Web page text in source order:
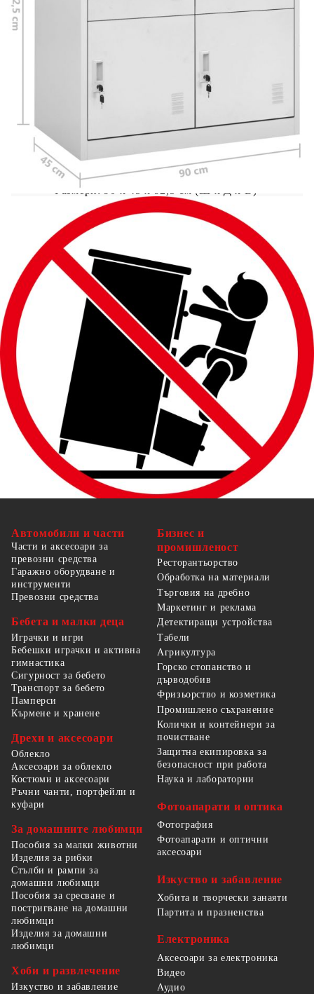
който ще го направи чудесно декоративно
допълнение към всяка стая или офис
издръжлив и лесен за почистване. Този
органайзер за съхранение има ключалки и
достатъчно място за съхранение за различни
предмети като обувки, чанти, книги, папки и
др. Това шкафче е подходящо за училища и
офиси за съхранение на различни неща.
Цвят: Светлосив
Материал: Стомана
Размери: 90 x 45 x 92,5 cм (Ш x Д x В)
С 4 шкафчета
С ключалки
Товароносимост на рафт: 15 кг
Обща товароносимост: 60 кг
Необходим е монтаж
ВНИМАНИЕ: За да се предотврати
преобръщане, този продукт трябва да се
използва с предоставената приставка за стена.
Автомобили и части
Части и аксесоари за
превозни средства
Гаражно оборудване и
инструменти
Превозни средства
Бебета и малки деца
Играчки и игри
Бебешки играчки и активна
гимнастика
Сигурност за бебето
Транспорт за бебето
Памперси
Кърмене и хранене
Дрехи и аксесоари
Облекло
Аксесоари за облекло
Костюми и аксесоари
Ръчни чанти, портфейли и
куфари
За домашните любимци
Пособия за малки животни
Изделия за рибки
Стълби и рампи за
домашни любимци
Пособия за сресване и
постригване на домашни
любимци
Изделия за домашни
любимци
Хоби и развлечение
Изкуство и забавление
Бизнес и
промишленост
Ресторантьорство
Обработка на материали
Търговия на дребно
Маркетинг и реклама
Детектиращи устройства
Табели
Агрикултура
Горско стопанство и
дърводобив
Фризьорство и козметика
Промишлено съхранение
Колички и контейнери за
почистване
Защитна екипировка за
безопасност при работа
Наука и лаборатории
Фотоапарати и оптика
Фотография
Фотоапарати и оптични
аксесоари
Изкуство и забавление
Хобита и творчески занаяти
Партита и празненства
Електроника
Аксесоари за електроника
Видео
Аудио